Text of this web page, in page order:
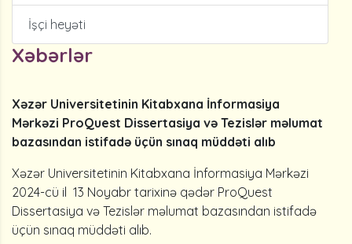
İşçi heyəti
Xəbərlər
Xəzər Universitetinin Kitabxana İnformasiya
Mərkəzi ProQuest Dissertasiya və Tezislər məlumat
bazasından istifadə üçün sınaq müddəti alıb
Xəzər Universitetinin Kitabxana İnformasiya Mərkəzi
2024-cü il 13 Noyabr tarixinə qədər ProQuest
Dissertasiya və Tezislər məlumat bazasından istifadə
üçün sınaq müddəti alıb.